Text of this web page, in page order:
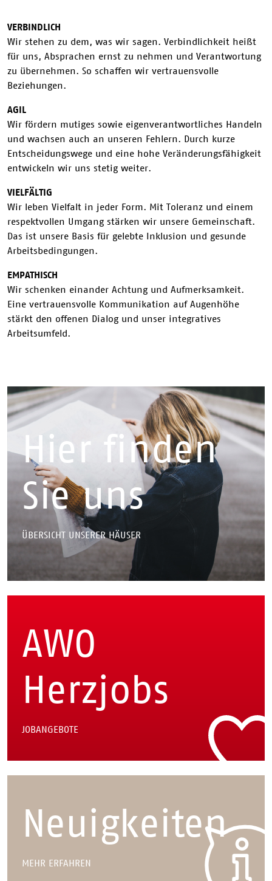
VERBINDLICH
Wir stehen zu dem, was wir sagen. Verbindlichkeit heißt
für uns, Absprachen ernst zu nehmen und Verantwortung
zu übernehmen. So schaffen wir vertrauensvolle
Beziehungen.
AGIL
Wir fördern mutiges sowie eigenverantwortliches Handeln
und wachsen auch an unseren Fehlern. Durch kurze
Entscheidungswege und eine hohe Veränderungsfähigkeit
entwickeln wir uns stetig weiter.
VIELFÄLTIG
Wir leben Vielfalt in jeder Form. Mit Toleranz und einem
respektvollen Umgang stärken wir unsere Gemeinschaft.
Das ist unsere Basis für gelebte Inklusion und gesunde
Arbeitsbedingungen.
EMPATHISCH
Wir schenken einander Achtung und Aufmerksamkeit.
Eine vertrauensvolle Kommunikation auf Augenhöhe
stärkt den offenen Dialog und unser integratives
Arbeitsumfeld.
Hier finden
Sie uns
ÜBERSICHT UNSERER HÄUSER
AWO
Herzjobs
JOBANGEBOTE
Neuigkeiten
MEHR ERFAHREN